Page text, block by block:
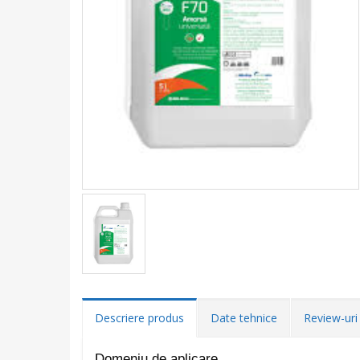
Descriere produs Date tehnice Review-